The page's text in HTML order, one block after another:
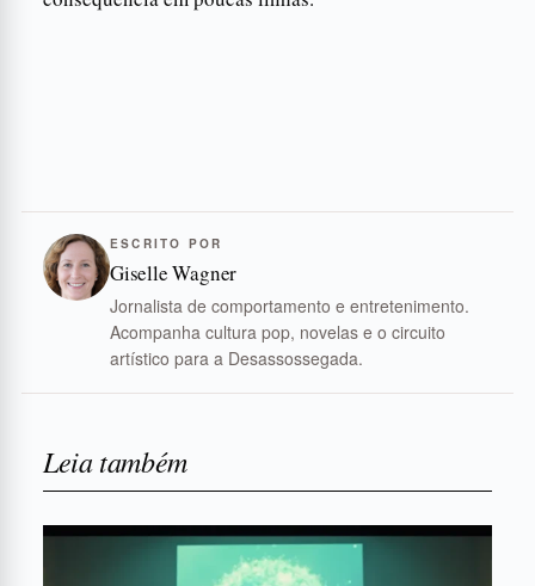
ESCRITO POR
Giselle Wagner
Jornalista de comportamento e entretenimento.
Acompanha cultura pop, novelas e o circuito
artístico para a Desassossegada.
Leia também